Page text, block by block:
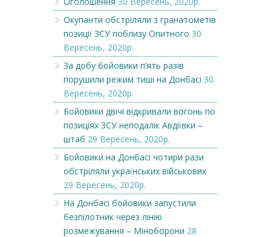
Окупанти обстріляли з гранатометів
позиції ЗСУ поблизу Опитного 30
Вересень, 2020р.
За добу бойовики п’ять разів
порушили режим тиші на Донбасі 30
Вересень, 2020р.
Бойовики двічі відкривали вогонь по
позиціях ЗСУ неподалік Авдіївки –
штаб 29 Вересень, 2020р.
Бойовики на Донбасі чотири рази
обстріляли українських військових
29 Вересень, 2020р.
На Донбасі бойовики запустили
безпілотник через лінію
розмежування – Міноборони 28